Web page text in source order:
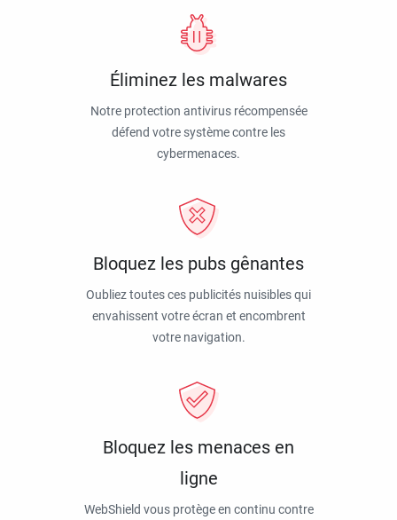
Éliminez les malwares
Notre protection antivirus récompensée
défend votre système contre les
cybermenaces.
Bloquez les pubs gênantes
Oubliez toutes ces publicités nuisibles qui
envahissent votre écran et encombrent
votre navigation.
Bloquez les menaces en
ligne
WebShield vous protège en continu contre